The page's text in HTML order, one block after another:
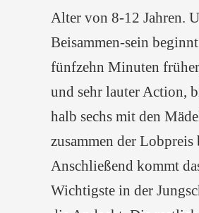
Alter von 8-12 Jahren.
Beisammen-sein
fünfzehn Minuten
und sehr lauter Action,
halb sechs mit den
zusammen der Lobpreis
Anschließend kommt
Wichtigste in der